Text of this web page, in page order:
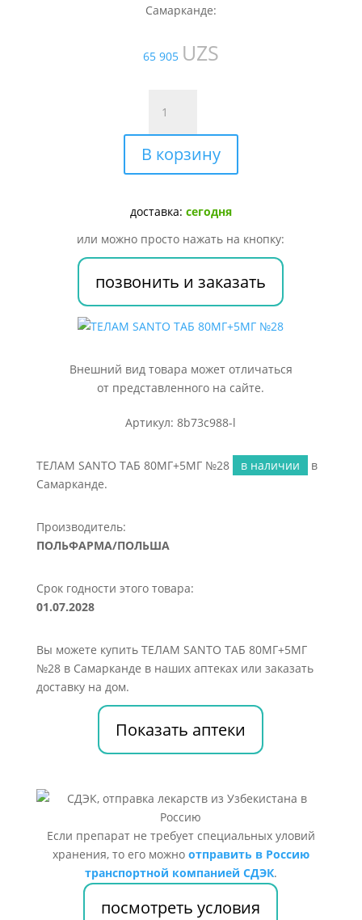
Самарканде:
65 905 UZS
товара
ТЕЛАМ
SANTO
ТАБ
№28
В корзину
доставка: сегодня
или можно просто нажать на кнопку:
позвонить и заказать
Внешний вид товара может отличаться
от представленного на сайте.
Артикул: 8b73c988-l
ТЕЛАМ SANTO ТАБ 80МГ+5МГ №28 в наличии
в
Самарканде.
Производитель:
ПОЛЬФАРМА/ПОЛЬША
Срок годности этого товара:
01.07.2028
Вы можете купить ТЕЛАМ SANTO ТАБ 80МГ+5МГ
№28 в Самарканде в наших аптеках или заказать
доставку на дом.
Показать аптеки
Если препарат не требует специальных уловий
хранения, то его можно отправить в Россию
транспортной компанией СДЭК.
посмотреть условия